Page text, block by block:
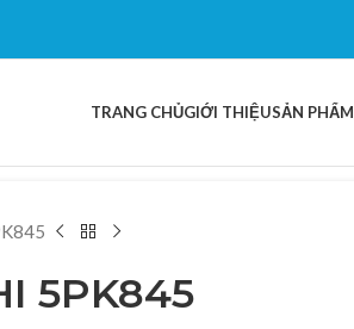
TRANG CHỦGIỚI THIỆUSẢN PHẨM
5PK845